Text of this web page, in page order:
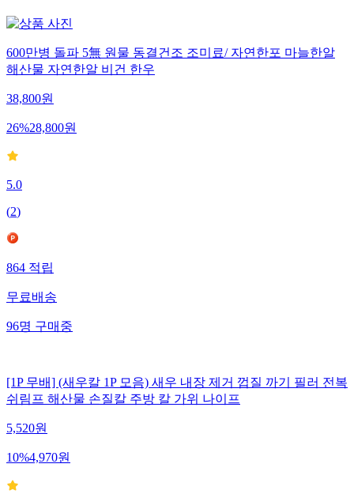
600만병 돌파 5無 원물 동결건조 조미료/ 자연한포 마늘한알
해산물 자연한알 비건 한우
38,800원
26%28,800원
5.0
(2)
864 적립
무료배송
96명 구매중
[1P 무배] (새우칼 1P 모음) 새우 내장 제거 껍질 까기 필러 전복
쉬림프 해산물 손질칼 주방 칼 가위 나이프
5,520원
10%4,970원